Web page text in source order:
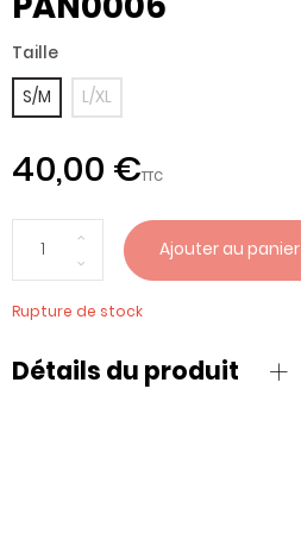
Taille
S/M
L/XL
40,00 €TTC
Ajouter au panier
Rupture de stock
Détails du produit